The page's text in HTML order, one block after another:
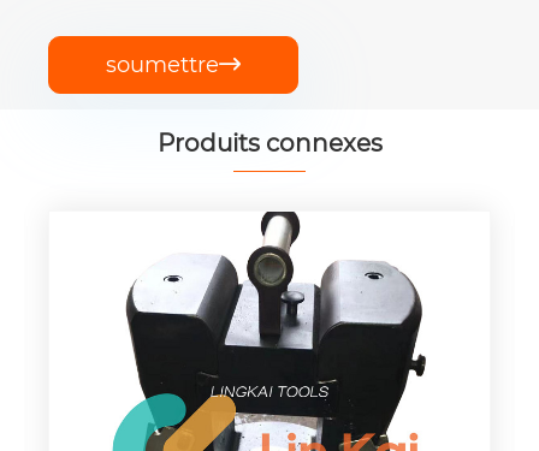
soumettre
Produits connexes